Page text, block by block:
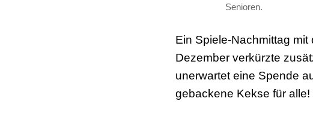
Senioren.
Ein Spiele-Nachmittag mit
Dezember verkürzte
unerwartet eine Spende
gebackene Kekse für